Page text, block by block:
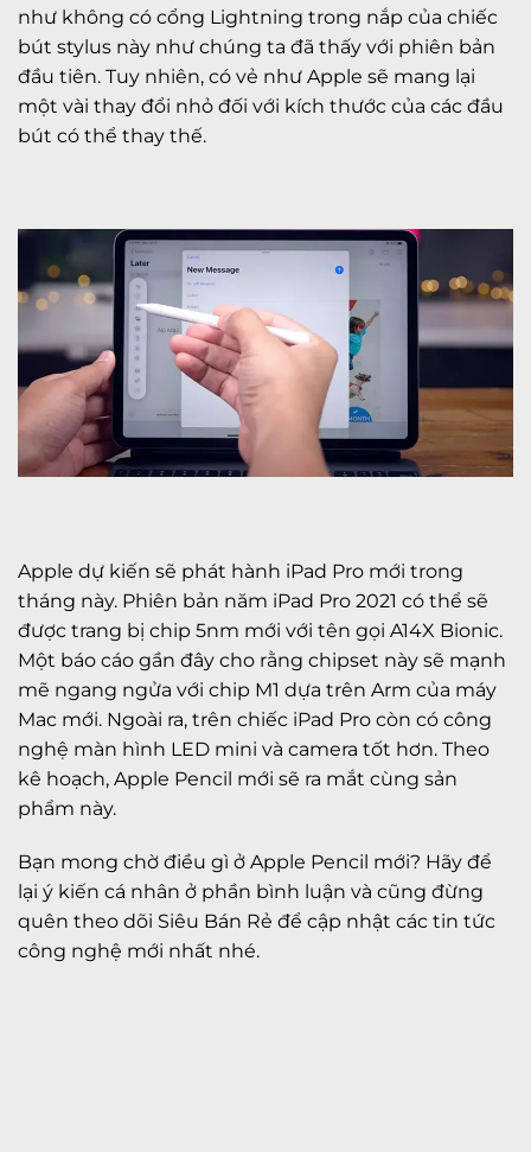
như không có cổng Lightning trong nắp của chiếc
bút stylus này như chúng ta đã thấy với phiên bản
đầu tiên. Tuy nhiên, có vẻ như Apple sẽ mang lại
một vài thay đổi nhỏ đối với kích thước của các đầu
bút có thể thay thế.
Apple dự kiến ​​sẽ phát hành iPad Pro mới trong
tháng này. Phiên bản năm iPad Pro 2021 có thể sẽ
được trang bị chip 5nm mới với tên gọi A14X Bionic.
Một báo cáo gần đây cho rằng chipset này sẽ mạnh
mẽ ngang ngửa với chip M1 dựa trên Arm của máy
Mac mới. Ngoài ra, trên chiếc iPad Pro còn có công
nghệ màn hình LED mini và camera tốt hơn. Theo
kê hoạch, Apple Pencil mới sẽ ra mắt cùng sản
phẩm này.
Bạn mong chờ điều gì ở Apple Pencil mới? Hãy để
lại ý kiến cá nhân ở phần bình luận và cũng đừng
quên theo dõi Siêu Bán Rẻ để cập nhật các tin tức
công nghệ mới nhất nhé.